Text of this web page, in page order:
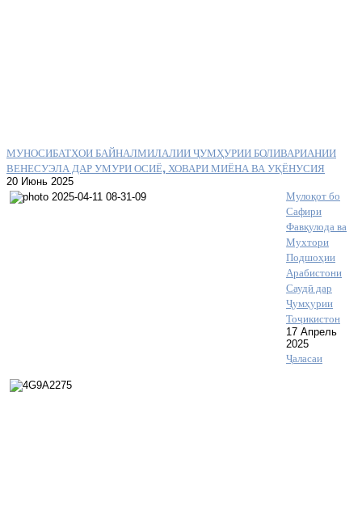
МУНОСИБАТҲОИ БАЙНАЛМИЛАЛИИ ҶУМҲУРИИ БОЛИВАРИАНИИ
ВЕНЕСУЭЛА ДАР УМУРИ ОСИЁ, ХОВАРИ МИЁНА ВА УҚЁНУСИЯ
20 Июнь 2025
Мулоқот бо
Сафири
Фавқулода ва
Мухтори
Подшоҳии
Арабистони
Саудӣ дар
Ҷумҳурии
Тоҷикистон
17 Апрель
2025
Ҷаласаи